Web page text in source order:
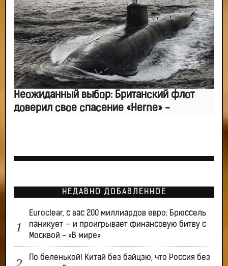
Неожиданный выбор: Британский флот
доверил свое спасение «Herne» -
НЕДАВНО ДОБАВЛЕННОЕ
Euroclear, с вас 200 миллиардов евро: Брюссель
паникует — и проигрывает финансовую битву с
Москвой - «В мире»
По беленькой! Китай без байцзю, что Россия без